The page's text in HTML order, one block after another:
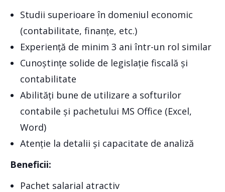
Studii superioare în domeniul economic
(contabilitate, finanțe, etc.)
Experiență de minim 3 ani într-un rol similar
Cunoștințe solide de legislație fiscală și
contabilitate
Abilități bune de utilizare a softurilor
contabile și pachetului MS Office (Excel,
Word)
Atenție la detalii și capacitate de analiză
Beneficii:
Pachet salarial atractiv